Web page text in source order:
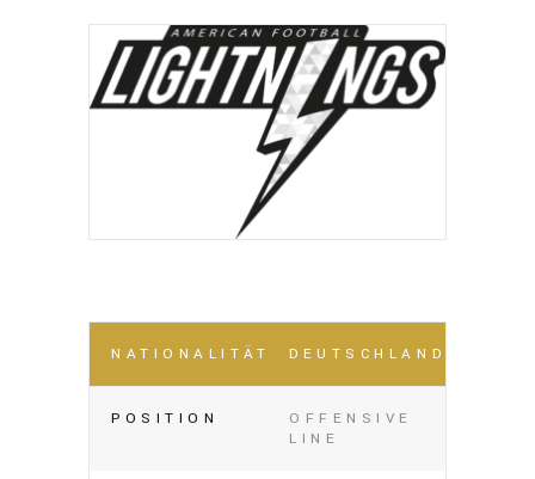
NATIONALITÄT DEUTSCHLAND
POSITION
OFFENSIVE
LINE